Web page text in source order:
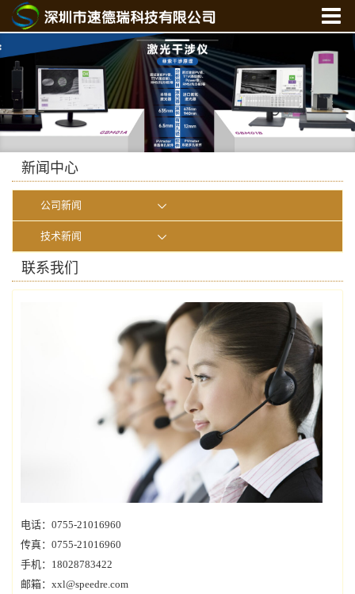
产品中心
新闻中心
新闻中心
公司新闻
技术新闻
联系我们
电话：0755-21016960
传真：0755-21016960
手机：18028783422
邮箱：xxl@speedre.com